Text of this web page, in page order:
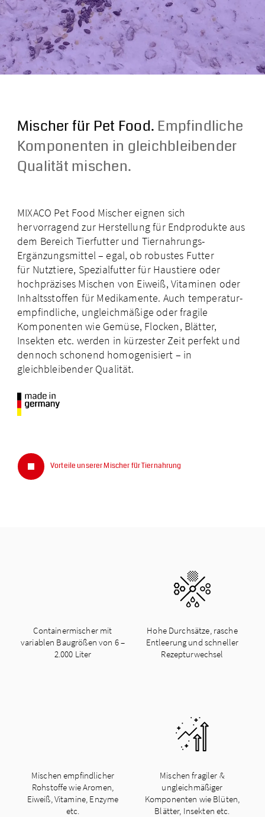
Kontakt
Über MIXACO
Videos
Mischer kostenlos testen
Newsletter
Deutsch
(Deutschland)
English Español
Mischer für Pet Food. Empfindliche
Komponenten in gleichbleibender
Qualität mischen.
MIXACO Pet Food Mischer eignen sich
hervorragend zur Herstellung für Endprodukte aus
dem Bereich Tierfutter und Tiernahrungs-
Ergänzungs­mittel – egal, ob robustes Futter
für Nutztiere, Spezialfutter für Haustiere oder
hochpräzises Mischen von Eiweiß, Vitaminen oder
Inhaltsstoffen für Medikamente. Auch temperatur­
empfindliche, ungleichmäßige oder fragile
Komponenten wie Gemüse, Flocken, Blätter,
Insekten etc. werden in kürzester Zeit perfekt und
dennoch schonend homogenisiert – in
gleichbleibender Qualität.
Vorteile unserer Mischer für Tiernahrung
Container­mischer mit
variablen Baugrößen von 6 –
2.000 Liter
Hohe Durchsätze, rasche
Entleerung und schneller
Rezeptur­wechsel
Mischen empfindlicher
Rohstoffe wie Aromen,
Eiweiß, Vitamine, Enzyme
etc.
Mischen fragiler &
ungleichmäßiger
Komponenten wie Blüten,
Blätter, Insekten etc.